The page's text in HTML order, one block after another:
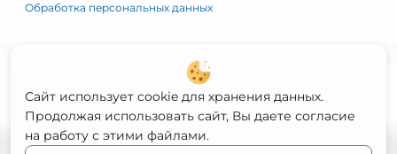
Обработка персональных данных
Сайт использует cookie для хранения данных.
Продолжая использовать сайт, Вы даете согласие
на работу с этими файлами.